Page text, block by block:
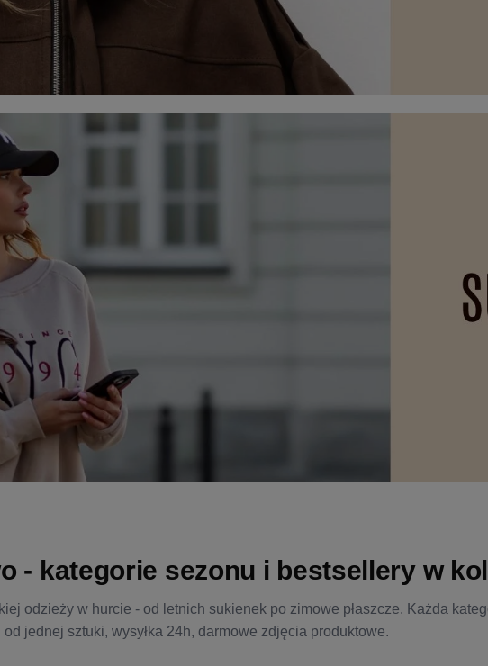
- kategorie sezonu i bestsellery w
odzieży w hurcie - od letnich sukienek po zimowe płaszcze. Każda
od jednej sztuki, wysyłka 24h, darmowe zdjęcia produktowe.